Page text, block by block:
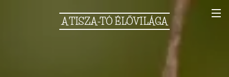
ATISZA-TÓÉLŐVILÁGA